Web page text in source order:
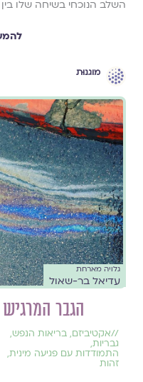
השלב הנוכחי בשיחה שלו
מוגנוּת
גלויה מארחת
עדיאל בר-שאול
הגבר
//אקטיביזם, בריאות הנפש,
גבריות,
התמודדות עם פגיעה מינית,
זהות